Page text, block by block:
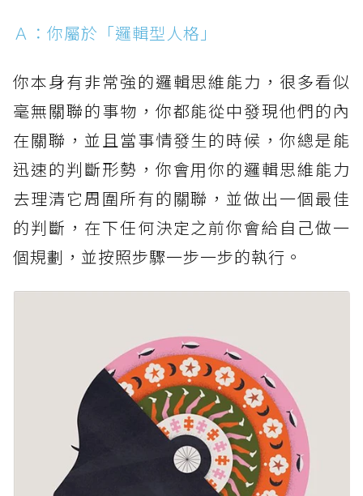
Ａ：你屬於「邏輯型人格」
你本身有非常強的邏輯思維能力，很多看似
毫無關聯的事物，你都能從中發現他們的內
在關聯，並且當事情發生的時候，你總是能
迅速的判斷形勢，你會用你的邏輯思維能力
去理清它周圍所有的關聯，並做出一個最佳
的判斷，在下任何決定之前你會給自己做一
個規劃，並按照步驟一步一步的執行。